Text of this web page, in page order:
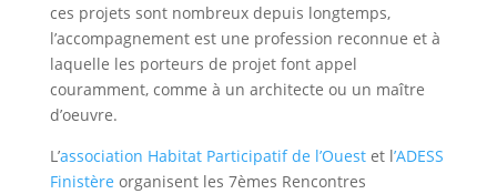
ces projets sont nombreux depuis longtemps,
l’accompagnement est une profession reconnue et à
laquelle les porteurs de projet font appel
couramment, comme à un architecte ou un maître
d’oeuvre.
L’association Habitat Participatif de l’Ouestet l’ADESS
Finistère organisent les 7èmes Rencontres